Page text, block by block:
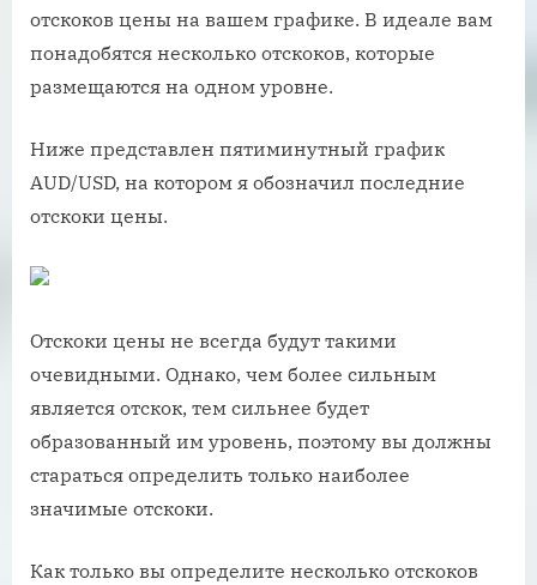
отскоков цены на вашем графике. В идеале вам
понадобятся несколько отскоков, которые
размещаются на одном уровне.
Ниже представлен пятиминутный график
AUD/USD, на котором я обозначил последние
отскоки цены.
Отскоки цены не всегда будут такими
очевидными. Однако, чем более сильным
является отскок, тем сильнее будет
образованный им уровень, поэтому вы должны
стараться определить только наиболее
значимые отскоки.
Как только вы определите несколько отскоков